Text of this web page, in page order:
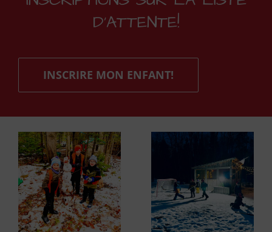
D’ATTENTE!
INSCRIRE MON ENFANT!